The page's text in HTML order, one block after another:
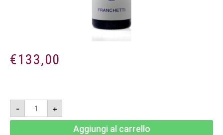
€133,00
-
Franchetti
2017
-
Terre
+
Aggiungi al carrello